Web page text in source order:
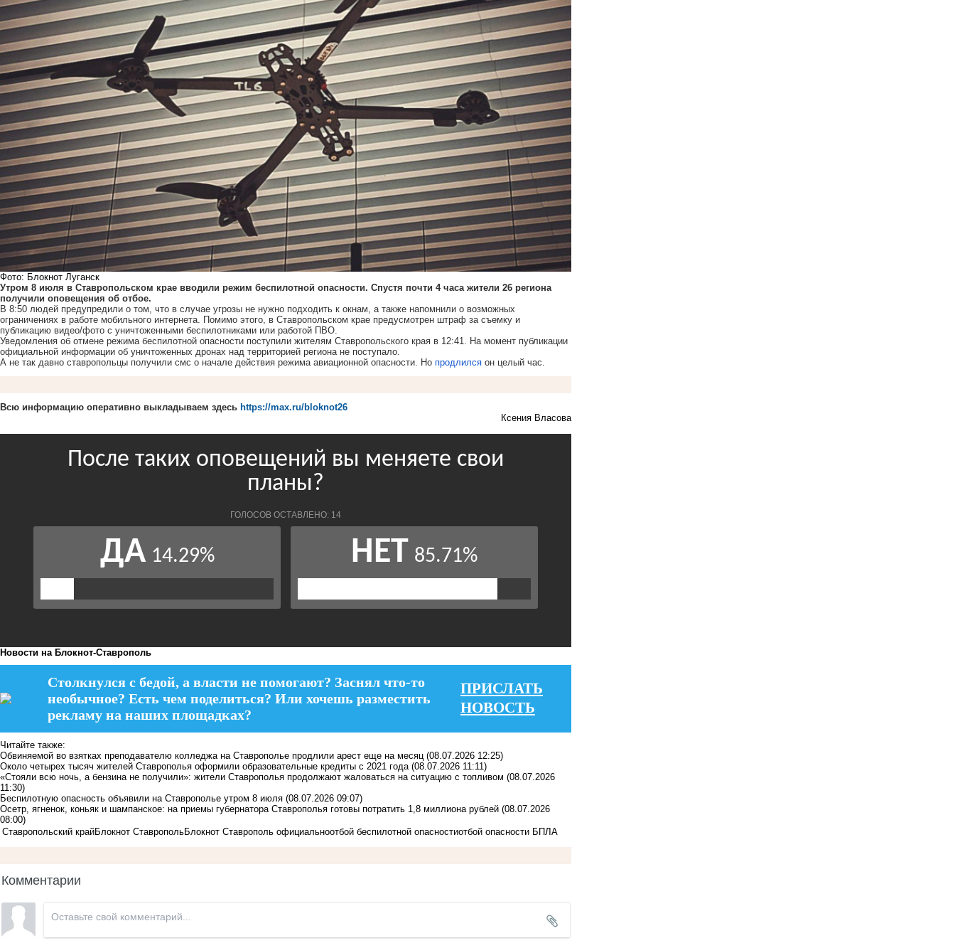
Фото: Блокнот Луганск
Утром 8 июля в Ставропольском крае вводили режим беспилотной опасности. Спустя почти 4 часа жители 26 региона
получили оповещения об отбое.
В 8:50 людей предупредили о том, что в случае угрозы не нужно подходить к окнам, а также напомнили о возможных
ограничениях в работе мобильного интернета. Помимо этого, в Ставропольском крае предусмотрен штраф за съемку и
публикацию видео/фото с уничтоженными беспилотниками или работой ПВО.
Уведомления об отмене режима беспилотной опасности поступили жителям Ставропольского края в 12:41. На момент публикации
официальной информации об уничтоженных дронах над территорией региона не поступало.
А не так давно ставропольцы получили смс о начале действия режима авиационной опасности. Но продлился он целый час.
Всю информацию оперативно выкладываем здесь https://max.ru/bloknot26
Ксения Власова
Новости на Блoкнoт-Ставрополь
Столкнулся с бедой, а власти не помогают? Заснял что-то
необычное? Есть чем поделиться? Или хочешь разместить
рекламу на наших площадках?
ПРИСЛАТЬ
НОВОСТЬ
Читайте также:
Обвиняемой во взятках преподавателю колледжа на Ставрополье продлили арест еще на месяц (08.07.2026 12:25)
Около четырех тысяч жителей Ставрополья оформили образовательные кредиты с 2021 года (08.07.2026 11:11)
«Стояли всю ночь, а бензина не получили»: жители Ставрополья продолжают жаловаться на ситуацию с топливом (08.07.2026
11:30)
Беспилотную опасность объявили на Ставрополье утром 8 июля (08.07.2026 09:07)
Осетр, ягненок, коньяк и шампанское: на приемы губернатора Ставрополья готовы потратить 1,8 миллиона рублей (08.07.2026
08:00)
Ставропольский крайБлокнот СтавропольБлокнот Ставрополь официальноотбой беспилотной опасностиотбой опасности БПЛА
Комментарии